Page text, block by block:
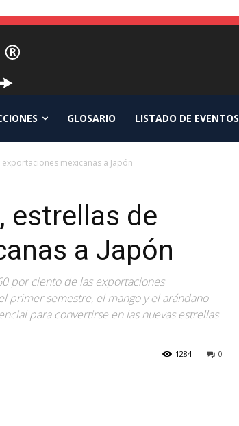
GLOSARIO LISTADO DE EVENTOS
mexicanas a Japón
estrellas de
a Japón
por ciento de las exportaciones
primer semestre, el mango y el arándano
para convertirse en las nuevas estrellas
0
1284